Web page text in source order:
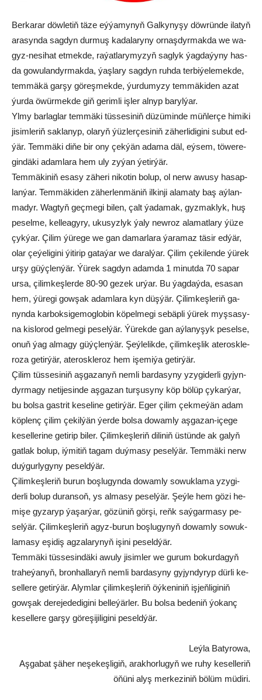
Ber­ka­rar döw­le­tiň tä­ze eý­ýa­my­nyň Galkynyşy döw­rün­de ila­tyň
ara­syn­da sag­dyn dur­muş ka­da­la­ry­ny or­naş­dyr­mak­da we wa­
gyz-ne­si­hat et­mek­de, ra­ýat­la­ry­my­zyň sag­lyk ýag­da­ýy­ny has-
da go­wu­lan­dyr­mak­da, ýaş­la­ry sag­dyn ruh­da ter­bi­ýe­le­mek­de,
tem­mä­kä gar­şy gö­reş­mek­de, ýur­du­my­zy tem­mä­ki­den azat
ýur­da öwür­mek­de giň ge­rim­li iş­ler al­nyp ba­ryl­ýar.
Yl­my bar­lag­lar tem­mä­ki tüs­se­si­niň dü­zü­min­de müň­ler­çe hi­mi­ki
ji­sim­le­riň sak­la­nyp, ola­ryň ýüz­ler­çe­si­niň zä­her­li­di­gi­ni su­but ed­
ýär. Tem­mä­ki di­ňe bir ony çek­ýän ada­ma däl, eý­sem, tö­we­re­
gin­dä­ki adam­la­ra hem uly zy­ýan ýe­tir­ýär.
Tem­mä­ki­niň esa­sy zä­he­ri ni­ko­tin bo­lup, ol nerw awu­sy ha­sap­
lan­ýar. Tem­mä­ki­den zä­her­len­mä­niň il­kin­ji ala­ma­ty baş aý­lan­
ma­dyr. Wag­tyň geç­me­gi bi­len, çalt ýa­da­mak, gyz­mak­lyk, huş
pe­sel­me, kel­lea­gy­ry, uku­syz­lyk ýa­ly new­roz ala­mat­la­ry ýü­ze
çyk­ýar. Çi­lim ýü­re­ge we gan da­mar­la­ra ýa­ra­maz tä­sir ed­ýär,
olar çe­ýe­li­gi­ni ýi­ti­rip ga­ta­ýar we da­ral­ýar. Çi­lim çe­ki­len­de ýü­rek
ur­şy güýç­len­ýär. Ýü­rek sag­dyn adam­da 1 mi­nut­da 70 sa­par
ur­sa, çi­lim­keş­ler­de 80-90 ge­zek ur­ýar. Bu ýag­daýda, esa­san
hem, ýü­re­gi gow­şak adam­la­ra kyn düş­ýär. Çi­lim­keş­le­riň ga­
nyn­da kar­bok­si­ge­mog­lo­bin kö­pel­me­gi se­bäp­li ýü­rek myş­sa­sy­
na kis­lo­rod gel­me­gi pe­sel­ýär. Ýü­rek­de gan aý­la­ny­şyk pe­sel­se,
onuň ýag al­ma­gy güýç­len­ýär. Şeý­le­lik­de, çi­lim­keş­lik ate­rosk­le­
ro­za ge­tir­ýär, ate­ros­kle­roz hem işe­mi­ýa ge­tir­ýär.
Çi­lim tüs­se­siniň aş­ga­za­nyň nem­li bar­da­sy­ny yzy­gi­der­li gy­jyn­
dyr­ma­gy ne­ti­je­sin­de aş­ga­zan tur­şu­sy­ny köp bö­lüp çy­kar­ýar,
bu bol­sa gast­rit ke­se­li­ne ge­tir­ýär. Eger çi­lim çek­me­ýän adam
köp­lenç çi­lim çe­kil­ýän ýer­de bol­sa do­wam­ly aş­ga­zan-içe­ge
ke­sel­le­ri­ne ge­ti­rip bi­ler. Çi­lim­keş­le­riň di­li­niň üs­tün­de ak ga­lyň
gat­lak bo­lup, iý­mi­tiň ta­gam duý­ma­sy pe­sel­ýär. Tem­mä­ki nerw
duý­gur­ly­gy­ny pe­seld­ýär.
Çi­lim­keş­le­riň bu­run boş­lu­gyn­da do­wam­ly so­wuk­la­ma yzy­gi­
der­li bo­lup du­ran­soň, ys al­ma­sy pesel­ýär. Şeý­le hem gö­zi he­
mi­şe gy­za­ryp ýa­şar­ýar, gö­zü­niň gör­şi, reňk saý­gar­ma­sy pe­
sel­ýär. Çi­lim­keş­le­riň agyz-bu­run boş­lu­gy­nyň do­wam­ly so­wuk­
la­ma­sy eşi­diş ag­za­la­ry­nyň işi­ni pe­seld­ýär.
Tem­mä­ki tüs­se­sin­dä­ki awu­ly ji­sim­ler we gu­rum bo­kur­da­gyň
tra­he­ýa­nyň, bronhal­la­ryň nem­li bar­da­sy­ny gy­jyn­dy­ryp dür­li ke­
sel­le­re ge­tir­ýär. Alym­lar çi­lim­keş­le­riň öý­ke­ni­niň iş­jeň­li­gi­niň
gowşak de­re­je­de­di­gi­ni bel­le­ýär­ler. Bu bol­sa be­de­niň ýo­kanç
ke­sel­le­re gar­şy gö­re­şi­ji­li­gi­ni pe­seld­ýär.
Leýla Batyrowa,
Aşgabat şäher neşekeşligiň, arakhorlugyň we ruhy keselleriň
öňüni alyş merkeziniň bölüm müdiri.